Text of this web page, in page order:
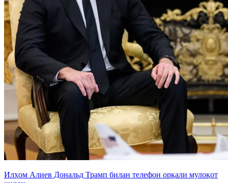
Илҳом Алиев Дональд Трамп билан телефон орқали мулоқот